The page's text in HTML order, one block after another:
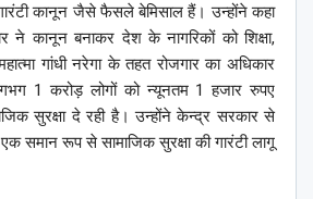
कानून जैसे फैसले बेमिसाल हैं। उन्होंने कहा
ने कानून बनाकर देश के नागरिकों को शिक्षा,
गांधी नरेगा के तहत रोजगार का अधिकार
1 करोड़ लोगों को न्यूनतम 1 हजार रुपए
सुरक्षा दे रही है। उन्होंने केन्द्र सरकार से
समान रूप से सामाजिक सुरक्षा की गारंटी लागू